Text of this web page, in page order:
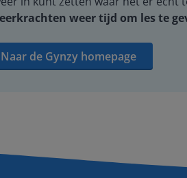
weer tijd om les te
Naar de Gynzy homepage